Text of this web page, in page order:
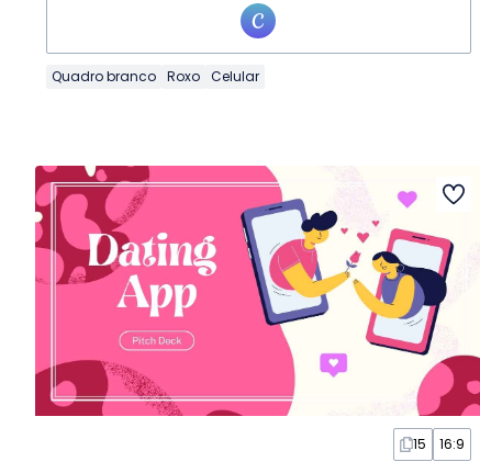
Quadro branco Roxo Celular
15 16:9